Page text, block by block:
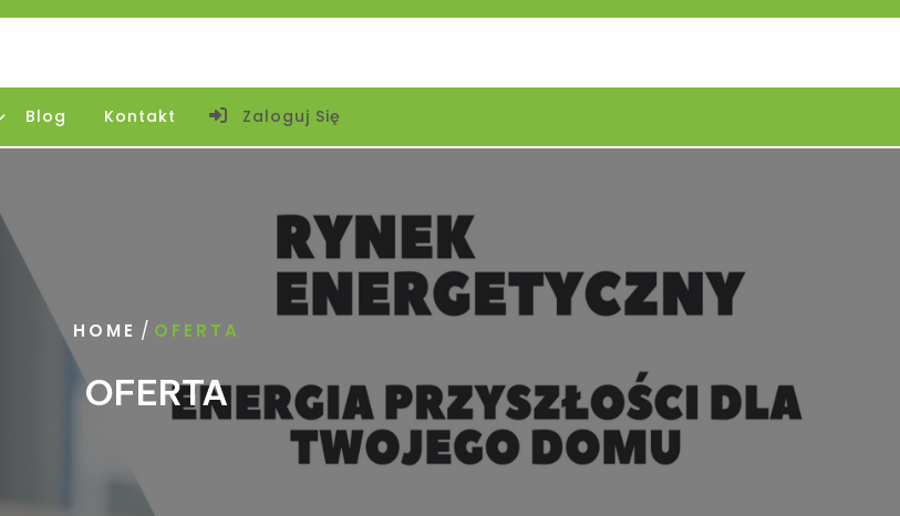
Blog Kontakt Zaloguj Się
HOME / OFERTA
OFERTA